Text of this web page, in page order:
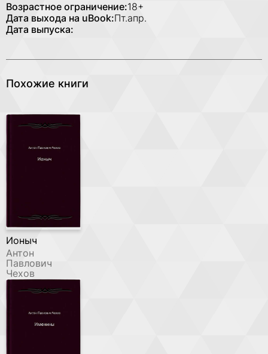
Возрастное ограничение:18+
Дата выхода на uBook:Пт.апр.
Дата выпуска:
Похожие книги
Ионыч
Антон
Павлович
Чехов